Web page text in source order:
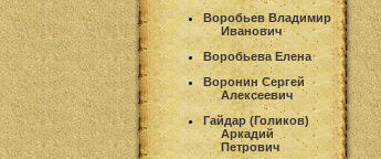
Воробьев Владимир
Иванович
Воробьева Елена
Воронин Сергей
Алексеевич
Гайдар (Голиков)
Аркадий
Петрович